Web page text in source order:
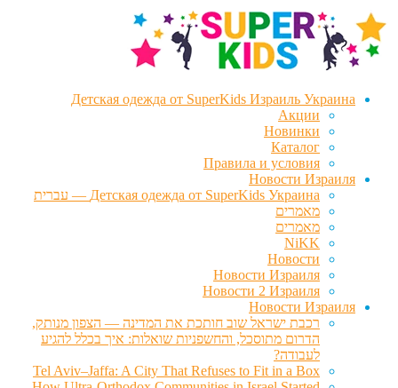
דלג
לניווט
לדלג
לתוכן
Детская одежда от SuperKids Израиль Украина
Акции
Новинки
Каталог
Правила и условия
Новости Израиля
Детская одежда от SuperKids Украина — עברית
מאמרים
מאמרים
NiKK
Новости
Новости Израиля
Новости 2 Израиля
Новости Израиля
רכבת ישראל שוב חותכת את המדינה — הצפון מנותק,
הדרום מתוסכל, והחשפניות שואלות: איך בכלל להגיע
לעבודה?
Tel Aviv–Jaffa: A City That Refuses to Fit in a Box